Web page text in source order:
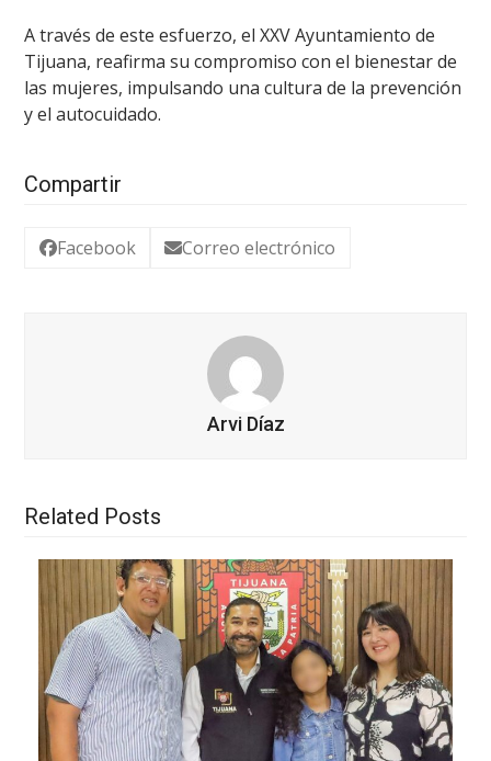
A través de este esfuerzo, el XXV Ayuntamiento de
Tijuana, reafirma su compromiso con el bienestar de
las mujeres, impulsando una cultura de la prevención
y el autocuidado.
Compartir
Facebook Correo electrónico
Arvi Díaz
Related Posts